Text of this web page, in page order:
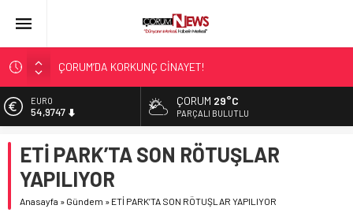
ÇORUM’DA KORKUNÇ CİNAYET!
ASLAN, CUMHURBAŞKANI BAŞDANIŞMANI OLDU
SIR PERDESİ ÇÖZÜLDÜ!
ÇATIDAN DÜŞTÜ!
EURO
54,9747
6.499,25
BİST
13.798,82
ÇORUM 29°C
PARÇALI BULUTLU
ETİ PARK’TA SON RÖTUŞLAR
YAPILIYOR
Anasayfa » Gündem » ETİ PARK’TA SON RÖTUŞLAR YAPILIYOR